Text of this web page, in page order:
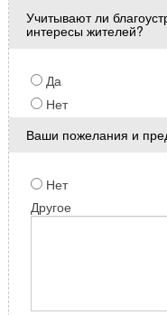
Учитывают ли
интересы жителей?
Да
Нет
Ваши пожелания и
Нет
Другое